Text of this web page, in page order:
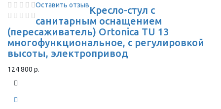
Оставить отзывКресло-стул с
санитарным оснащением
(пересаживатель) Ortonica TU 13
многофункциональное, с регулировкой
высоты, электропривод
124 800 р.